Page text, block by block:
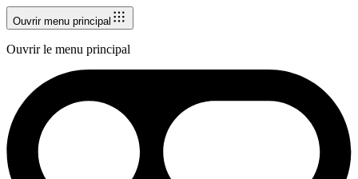
Ouvrir menu principal
Ouvrir le menu principal